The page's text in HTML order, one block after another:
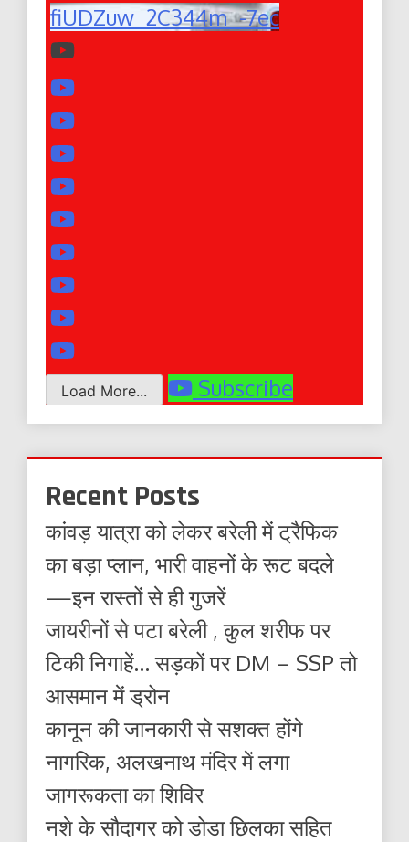
fiUDZuw_2C344m_-7ec
Load More... Subscribe
Recent Posts
कांवड़ यात्रा को लेकर बरेली में ट्रैफिक
का बड़ा प्लान, भारी वाहनों के रूट बदले
—इन रास्तों से ही गुजरें
जायरीनों से पटा बरेली , कुल शरीफ पर
टिकी निगाहें… सड़कों पर DM – SSP तो
आसमान में ड्रोन
कानून की जानकारी से सशक्त होंगे
नागरिक, अलखनाथ मंदिर में लगा
जागरूकता का शिविर
नशे के सौदागर को डोडा छिलका सहित